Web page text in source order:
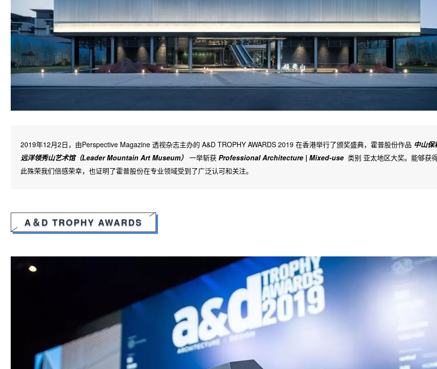
2019年12月2日，由Perspective Magazine 透视杂志主办的 A&D TROPHY AWARDS 2019 在香港举行了颁奖盛典，霍普股份作品 中山保
远洋领秀山艺术馆（Leader Mountain Art Museum） 一举斩获 Professional Architecture | Mixed-use 类别 亚太地区大奖。能够获
此殊荣我们倍感荣幸，也证明了霍普股份在专业领域受到了广泛认可和关注。
A＆D TROPHY AWARDS